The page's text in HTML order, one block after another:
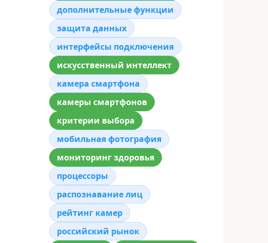
дополнительные функции
защита данных
интерфейсы подключения
искусственный интеллект
камера смартфона
камеры смартфонов
критерии выбора
мобильная фотография
мониторинг здоровья
процессоры
распознавание лиц
рейтинг камер
российский рынок